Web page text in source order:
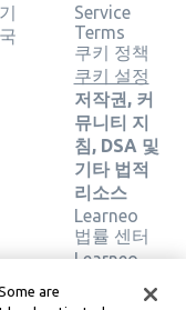
Service
Terms
쿠키 정책
쿠키 설정
저작권, 커
뮤니티 지
침, DSA 및
기타 법적
리소스
Learneo
법률 센터
Learneo
are